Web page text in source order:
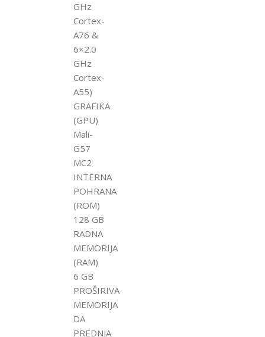
GHz
Cortex-
A76 &
6×2.0
GHz
Cortex-
A55)
GRAFIKA
(GPU)
Mali-
G57
MC2
INTERNA
POHRANA
(ROM)
128 GB
RADNA
MEMORIJA
(RAM)
6 GB
PROŠIRIVA
MEMORIJA
DA
PREDNJA